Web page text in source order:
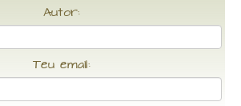
Autor:
Teu email: